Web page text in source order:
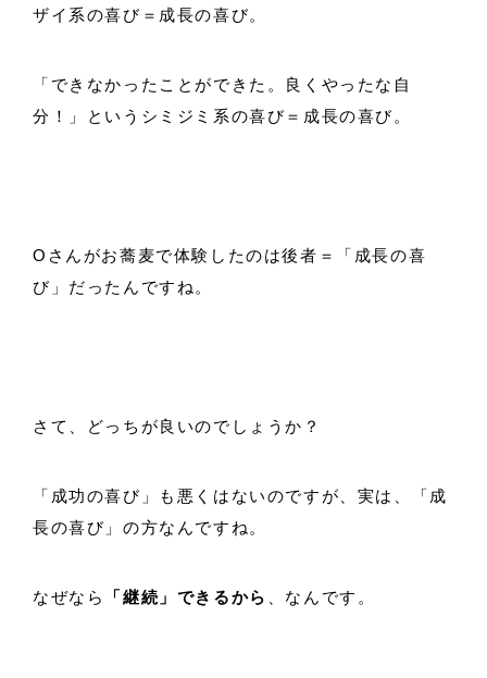
ザイ系の喜び＝成長の喜び。
「できなかったことができた。良くやったな自
分！」というシミジミ系の喜び＝成長の喜び。
Oさんがお蕎麦で体験したのは後者＝「成長の喜
び」だったんですね。
さて、どっちが良いのでしょうか？
「成功の喜び」も悪くはないのですが、実は、「成
長の喜び」の方なんですね。
なぜなら 「継続」できるから 、なんです。